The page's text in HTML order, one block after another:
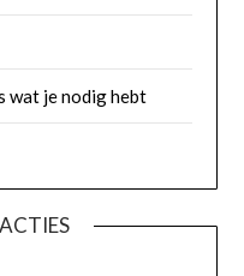
wat je nodig hebt